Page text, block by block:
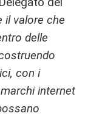
il valore che
delle
con i
internet